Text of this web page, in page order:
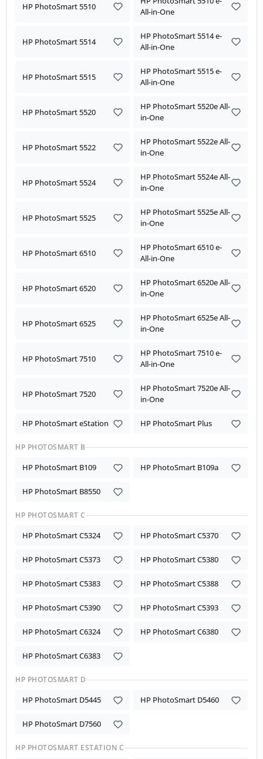
HP PhotoSmart 5510
All-in-One
HP PhotoSmart 5514
HP PhotoSmart 5514 e-
All-in-One
HP PhotoSmart 5515
HP PhotoSmart 5515 e-
All-in-One
HP PhotoSmart 5520
HP PhotoSmart 5520e All-
in-One
HP PhotoSmart 5522
HP PhotoSmart 5522e All-
in-One
HP PhotoSmart 5524
HP PhotoSmart 5524e All-
in-One
HP PhotoSmart 5525
HP PhotoSmart 5525e All-
in-One
HP PhotoSmart 6510
HP PhotoSmart 6510 e-
All-in-One
HP PhotoSmart 6520
HP PhotoSmart 6520e All-
in-One
HP PhotoSmart 6525
HP PhotoSmart 6525e All-
in-One
HP PhotoSmart 7510
HP PhotoSmart 7510 e-
All-in-One
HP PhotoSmart 7520
HP PhotoSmart 7520e All-
in-One
HP PhotoSmart eStation HP PhotoSmart Plus
HP PHOTOSMART B
HP PhotoSmart B109 HP PhotoSmart B109a
HP PhotoSmart B8550
HP PHOTOSMART C
HP PhotoSmart C5324 HP PhotoSmart C5370
HP PhotoSmart C5373 HP PhotoSmart C5380
HP PhotoSmart C5383 HP PhotoSmart C5388
HP PhotoSmart C5390 HP PhotoSmart C5393
HP PhotoSmart C6324 HP PhotoSmart C6380
HP PhotoSmart C6383
HP PHOTOSMART D
HP PhotoSmart D5445 HP PhotoSmart D5460
HP PhotoSmart D7560
HP PHOTOSMART ESTATION C